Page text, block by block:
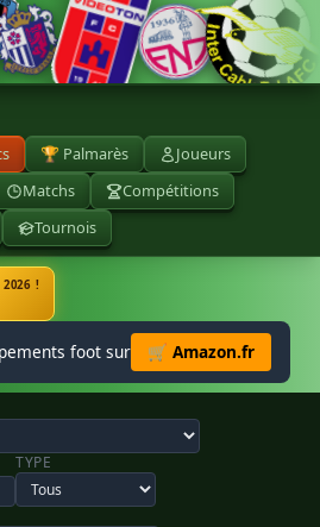
🏆 Palmarès
Joueurs
Matchs
Compétitions
Tournois
!
foot sur 🛒 Amazon.fr
TYPE